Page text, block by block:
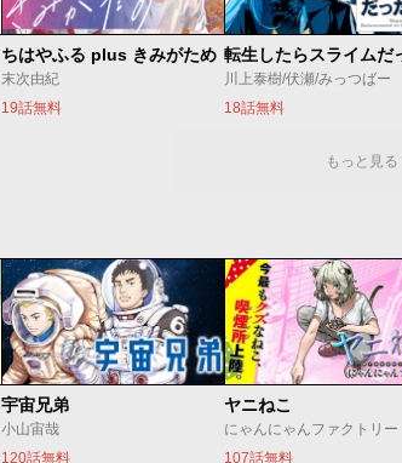
ちはやふる plus きみがため
末次由紀
19話無料
転生したらスライムだ
川上泰樹/伏瀬/みっつばー
18話無料
もっと見る
宇宙兄弟
小山宙哉
120話無料
ヤニねこ
にゃんにゃんファクトリー
107話無料